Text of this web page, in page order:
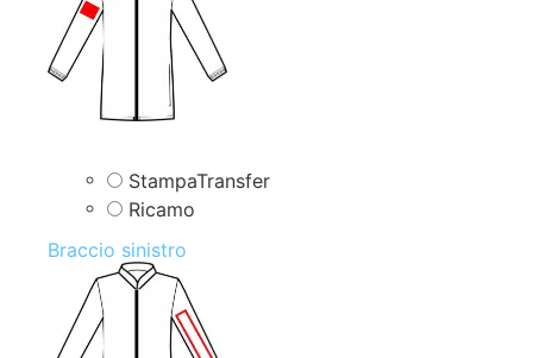
StampaTransfer
Ricamo
Braccio sinistro